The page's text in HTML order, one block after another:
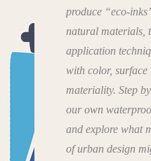
produce “eco-
natural materials,
application
with color, surface
materiality. Step
our own
and explore what
of urban design